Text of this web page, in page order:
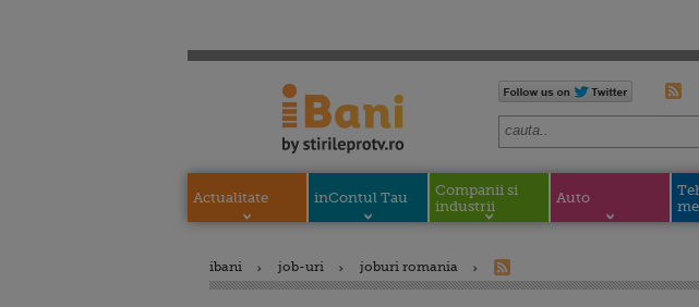
Actualitate inContul Tau
Companii si
industrii
Auto
ibani job-uri joburi romania